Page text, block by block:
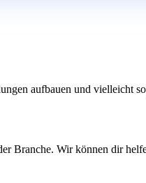
aufbauen und vielleicht
Branche. Wir können dir